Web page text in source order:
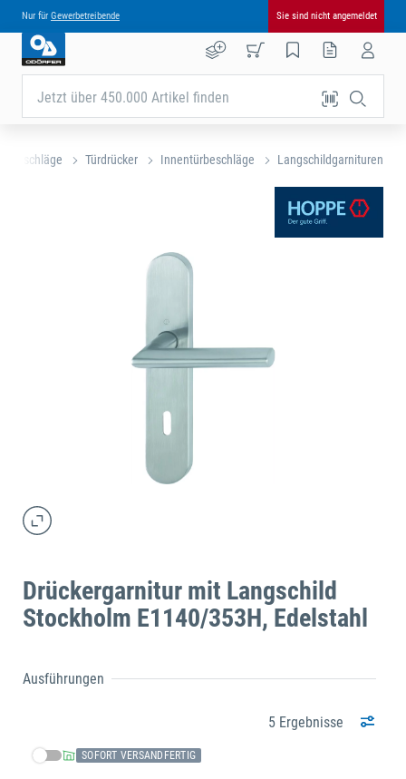
Nur für Gewerbetreibende Sie sind nicht angemeldet
Jetzt über 450.000 Artikel finden
Türdrücker Innentürbeschläge Langschildgarnituren
Drückergarnitur mit Langschild
Stockholm E1140/353H, Edelstahl
Ausführungen
5 Ergebnisse
SOFORT VERSANDFERTIG